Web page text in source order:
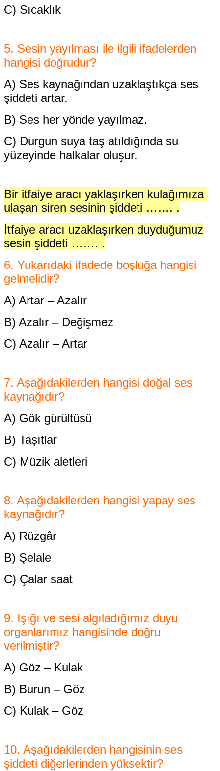
C) Sıcaklık
5. Sesin yayılması ile ilgili ifadelerden
hangisi doğrudur?
A) Ses kaynağından uzaklaştıkça ses
şiddeti artar.
B) Ses her yönde yayılmaz.
C) Durgun suya taş atıldığında su
yüzeyinde halkalar oluşur.
Bir itfaiye aracı yaklaşırken kulağımıza
ulaşan siren sesinin şiddeti ……. .
İtfaiye aracı uzaklaşırken duyduğumuz
sesin şiddeti ……. .
6. Yukarıdaki ifadede boşluğa hangisi
gelmelidir?
A) Artar – Azalır
B) Azalır – Değişmez
C) Azalır – Artar
7. Aşağıdakilerden hangisi doğal ses
kaynağıdır?
A) Gök gürültüsü
B) Taşıtlar
C) Müzik aletleri
8. Aşağıdakilerden hangisi yapay ses
kaynağıdır?
A) Rüzgâr
B) Şelale
C) Çalar saat
9. Işığı ve sesi algıladığımız duyu
organlarımız hangisinde doğru
verilmiştir?
A) Göz – Kulak
B) Burun – Göz
C) Kulak – Göz
10. Aşağıdakilerden hangisinin ses
şiddeti diğerlerinden yüksektir?